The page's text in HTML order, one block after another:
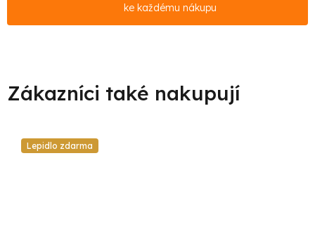
ke každému nákupu
Lepidlo zdarma